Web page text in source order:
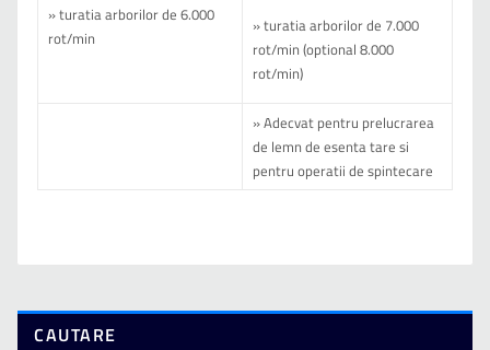
» turatia arborilor de 6.000
rot/min
» turatia arborilor de 7.000
rot/min (optional 8.000
rot/min)
» Adecvat pentru prelucrarea
de lemn de esenta tare si
pentru operatii de spintecare
CAUTARE